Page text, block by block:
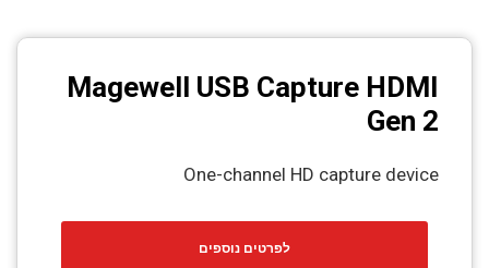
Magewell USB Capture HDMI
Gen 2
One-channel HD capture device
לפרטים נוספים